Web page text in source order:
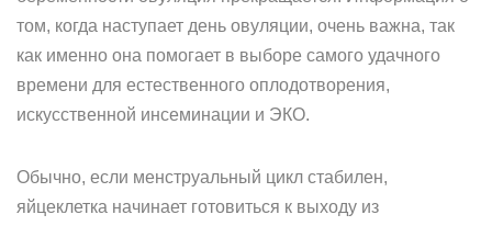
том, когда наступает день овуляции, очень важна, так
как именно она помогает в выборе самого удачного
времени для естественного оплодотворения,
искусственной инсеминации и ЭКО.
Обычно, если менструальный цикл стабилен,
яйцеклетка начинает готовиться к выходу из